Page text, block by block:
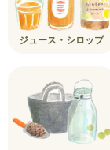
ジュース・シロップ